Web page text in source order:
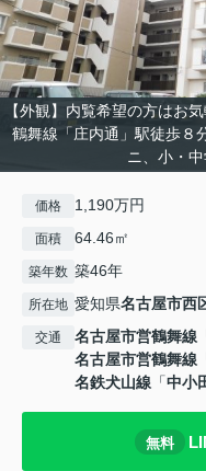
【外観】内覧希望の方はお
鶴舞線「庄内通」駅徒歩
ニ、小・
価格 1,190万円
面積 64.46㎡
築年数 築46年
所在地 愛知県名古屋市西
交通 名古屋市営鶴舞線
名古屋市営鶴舞線
名鉄犬山線 「中小
無料